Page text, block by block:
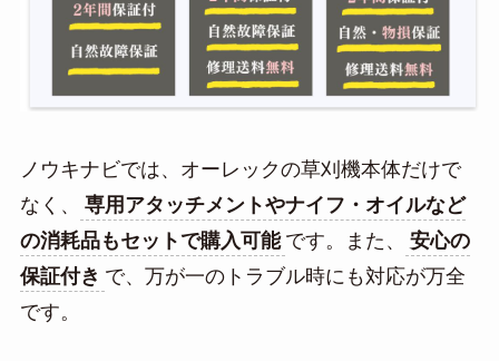
ノウキナビでは、オーレックの草刈機本体だけで
なく、
専用アタッチメントやナイフ・オイルなど
の消耗品もセットで購入可能 です。また、
安心の
保証付き で、万が一のトラブル時にも対応が万全
です。